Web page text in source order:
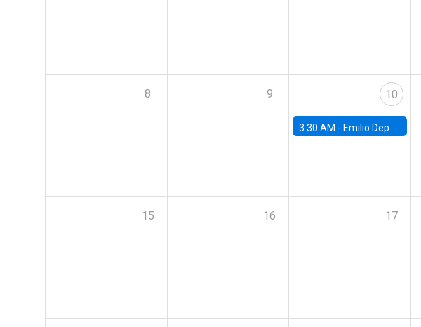
8 9 10
3:30 AM - Emilio Depetris-Chauvín, Universidad Católica
15 16 17